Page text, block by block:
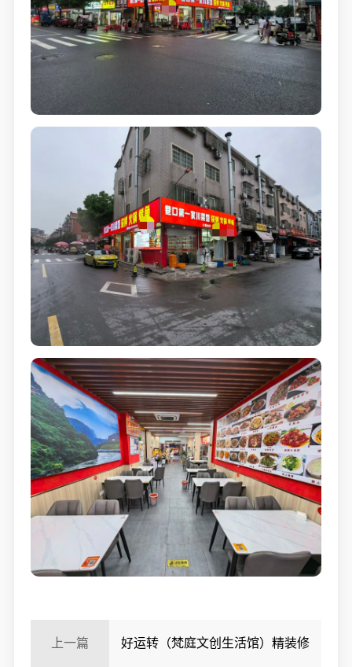
上一篇 好运转（梵庭文创生活馆）精装修